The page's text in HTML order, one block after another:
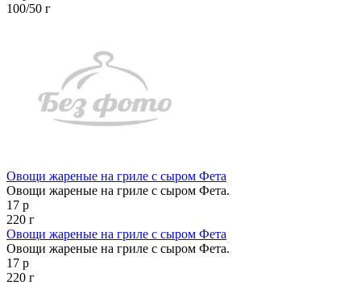
100/50 г
Овощи жареные на гриле с сыром Фета
Овощи жареные на гриле с сыром Фета.
17 р
220 г
Овощи жареные на гриле с сыром Фета
Овощи жареные на гриле с сыром Фета.
17 р
220 г